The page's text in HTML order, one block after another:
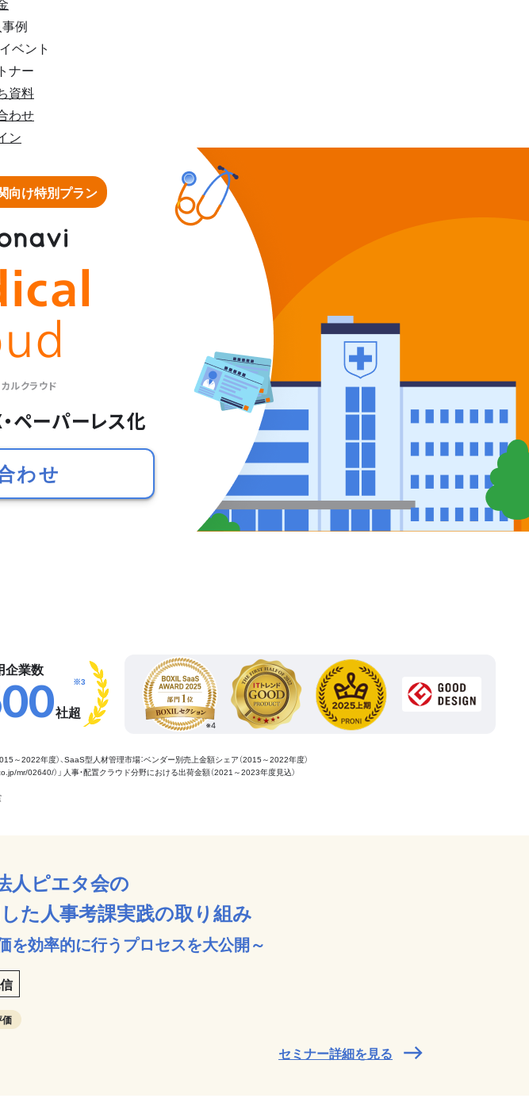
例
ベント
ナー
資料
わせ
ン
向け特別プラン
ルクラウド
ペーパーレス化
わせ
企業数
社超
※3
～2022年度）、SaaS型人材管理市場：ベンダー別売上金額シェア（2015～2022年度）
02640/）」 人事・配置クラウド分野における出荷金額（2021～2023年度見込）
人ピエタ会の
た人事考課実践の取り組み
を効率的に行うプロセスを大公開～
価